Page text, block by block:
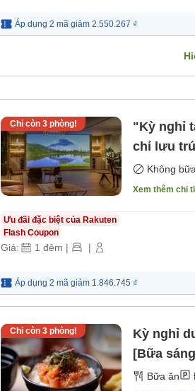
Áp dụng 2 mã giảm 2.550.267 ₫
Chỉ còn 3phòng!
"Kỳ nghỉ
chỉ lưu
Không
Xem thêm chi
Ưu đãi đặc biệt của Rakuten
Flash Coupon
Giá: 1 đêm | |
Áp dụng 2 mã giảm 1.846.745 ₫
Chỉ còn 3phòng!
Kỳ nghỉ
[Bữa
Bữa ăn